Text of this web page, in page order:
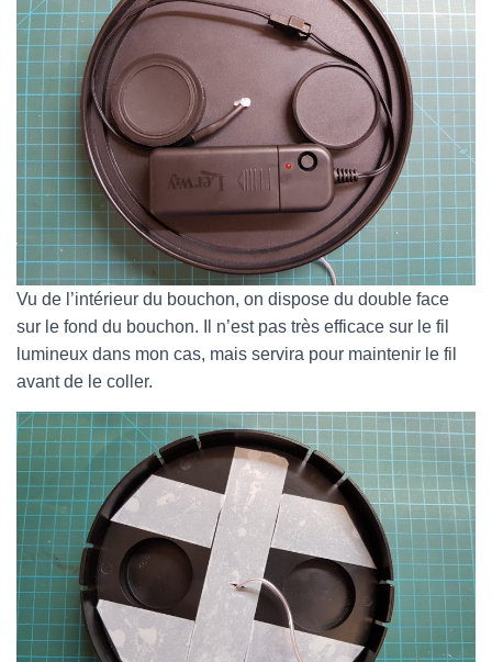
Vu de l’intérieur du bouchon, on dispose du double face
sur le fond du bouchon. Il n’est pas très efficace sur le fil
lumineux dans mon cas, mais servira pour maintenir le fil
avant de le coller.